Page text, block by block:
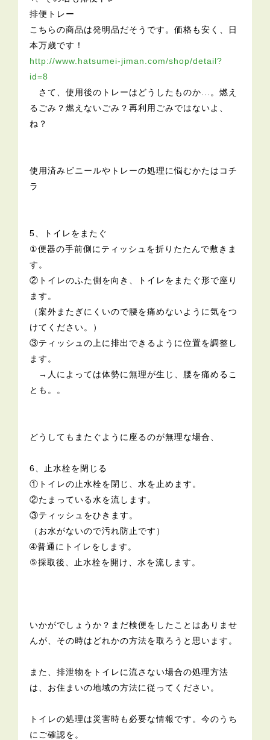
排便トレー
こちらの商品は発明品だそうです。価格も安く、日
本万歳です！
http://www.hatsumei-jiman.com/shop/detail?
id=8
さて、使用後のトレーはどうしたものか...。燃え
るごみ？燃えないごみ？再利用ごみではないよ、
ね？
使用済みビニールやトレーの処理に悩むかたはコチ
ラ
5、トイレをまたぐ
①便器の手前側にティッシュを折りたたんで敷きま
す。
②トイレのふた側を向き、トイレをまたぐ形で座り
ます。
（案外またぎにくいので腰を痛めないように気をつ
けてください。）
③ティッシュの上に排出できるように位置を調整し
ます。
→人によっては体勢に無理が生じ、腰を痛めるこ
とも。。
どうしてもまたぐように座るのが無理な場合、
6、止水栓を閉じる
①トイレの止水栓を閉じ、水を止めます。
②たまっている水を流します。
③ティッシュをひきます。
（お水がないので汚れ防止です）
➃普通にトイレをします。
⑤採取後、止水栓を開け、水を流します。
いかがでしょうか？まだ検便をしたことはありませ
んが、その時はどれかの方法を取ろうと思います。
また、排泄物をトイレに流さない場合の処理方法
は、お住まいの地域の方法に従ってください。
トイレの処理は災害時も必要な情報です。今のうち
にご確認を。